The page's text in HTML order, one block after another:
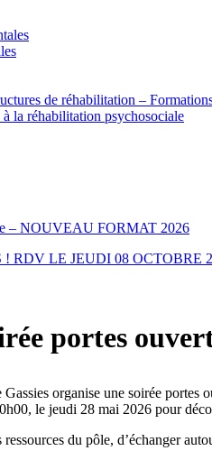
de réhabilitation –
la réhabilitation psychosociale
– NOUVEAU FORMAT 2026
RDV LE JEUDI 08 OCTOBRE
portes
organise une soirée portes
le jeudi 28 mai 2026 pour
du pôle, d’échanger